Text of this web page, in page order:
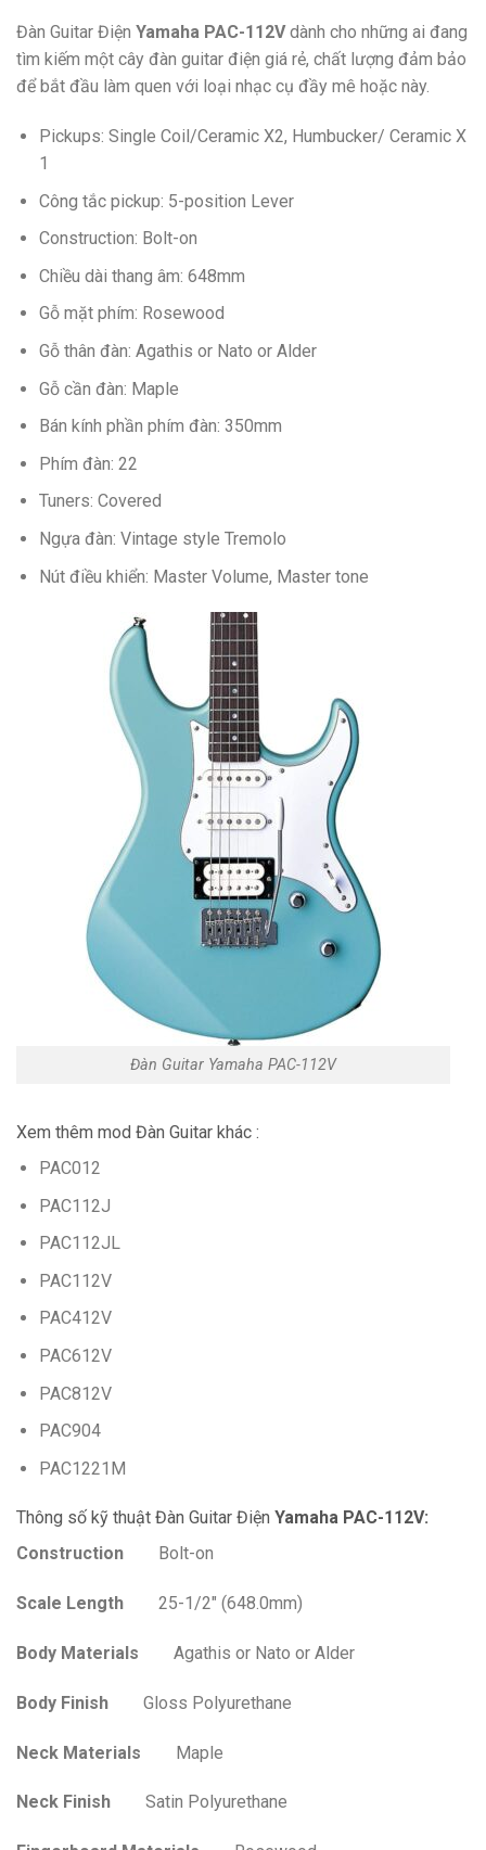
Đàn Guitar Điện Yamaha PAC-112Vdành cho những ai đang
tìm kiếm một cây đàn guitar điện giá rẻ, chất lượng đảm bảo
để bắt đầu làm quen với loại nhạc cụ đầy mê hoặc này.
Pickups: Single Coil/Ceramic X2, Humbucker/ Ceramic X
1
Công tắc pickup: 5-position Lever
Construction: Bolt-on
Chiều dài thang âm: 648mm
Gỗ mặt phím: Rosewood
Gỗ thân đàn: Agathis or Nato or Alder
Gỗ cần đàn: Maple
Bán kính phần phím đàn: 350mm
Phím đàn: 22
Tuners: Covered
Ngựa đàn: Vintage style Tremolo
Nút điều khiển: Master Volume, Master tone
Đàn Guitar Yamaha PAC-112V
Xem thêm mod Đàn Guitar khác :
PAC012
PAC112J
PAC112JL
PAC112V
PAC412V
PAC612V
PAC812V
PAC904
PAC1221M
Thông số kỹ thuật Đàn Guitar Điện Yamaha PAC-112V:
Construction
Bolt-on
Scale Length 25-1/2″ (648.0mm)
Body Materials Agathis or Nato or Alder
Body Finish Gloss Polyurethane
Neck Materials Maple
Neck Finish Satin Polyurethane